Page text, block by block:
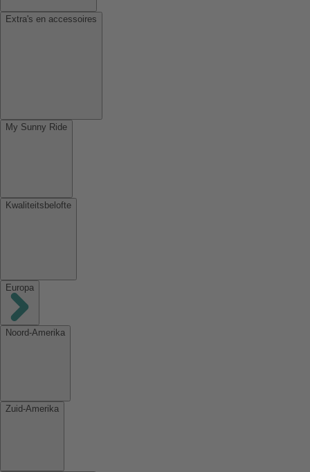
Extra's en accessoires
My Sunny Ride
Kwaliteitsbelofte
Europa
Noord-Amerika
Zuid-Amerika